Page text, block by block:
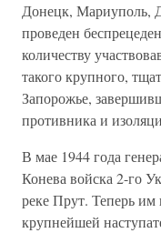
Донецк, Мариуполь,
проведен
количеству
такого крупного,
Запорожье,
противника и
В мае 1944 года
Конева войска 2-го
реке Прут. Теперь им
крупнейшей